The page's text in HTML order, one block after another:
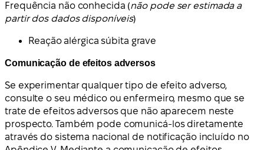
Frequência não conhecida (não pode ser estimada a
partir dos dados disponíveis)
Reação alérgica súbita grave
Comunicação de efeitos adversos
Se experimentar qualquer tipo de efeito adverso,
consulte o seu médico ou enfermeiro, mesmo que se
trate de efeitos adversos que não aparecem neste
prospecto. Também pode comunicá-los diretamente
através do sistema nacional de notificação incluído no